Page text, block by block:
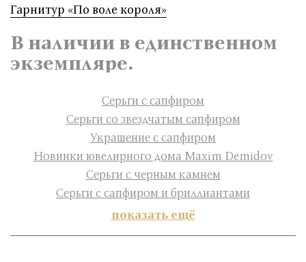
Гарнитур «По воле короля»
В наличии в единственном
экземпляре.
Серьги с сапфиром
Серьги со звездчатым сапфиром
Украшение с сапфиром
Новинки ювелирного дома Maxim Demidov
Серьги с черным камнем
Серьги с сапфиром и бриллиантами
показать ещё